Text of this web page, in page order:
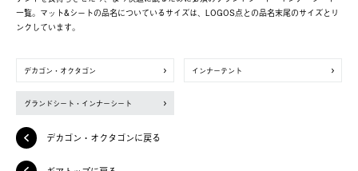
一覧。マット&シートの品名についているサイズは、LOGOS点との品名末尾のサイズとリ
ンクしています。
デカゴン・オクタゴン インナーテント
グランドシート・インナーシート
デカゴン・オクタゴンに戻る